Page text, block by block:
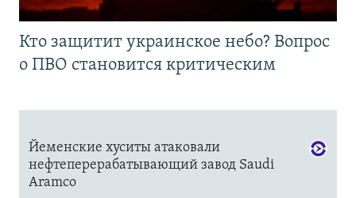
Кто защитит украинское небо? Вопрос
о ПВО становится критическим